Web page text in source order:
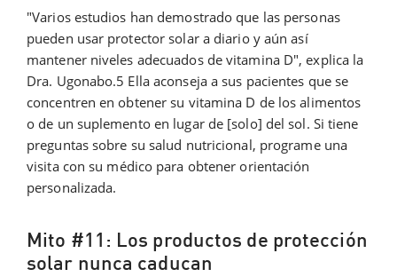
"Varios estudios han demostrado que las personas
pueden usar protector solar a diario y aún así
mantener niveles adecuados de vitamina D", explica la
Dra. Ugonabo.5 Ella aconseja a sus pacientes que se
concentren en obtener su vitamina D de los alimentos
o de un suplemento en lugar de [solo] del sol. Si tiene
preguntas sobre su salud nutricional, programe una
visita con su médico para obtener orientación
personalizada.
Mito #11: Los productos de protección
solar nunca caducan